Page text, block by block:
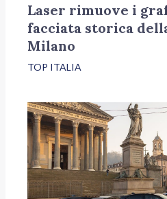
Laser rimuove i
facciata storica
Milano
TOP ITALIA